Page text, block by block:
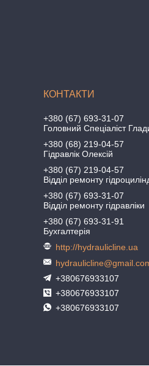
+380 (67) 693-31-07
Головний Спеціаліст
+380 (68) 219-04-57
Гідравлік Олексій
+380 (67) 219-04-57
Відділ ремонту
+380 (67) 693-31-07
Відділ ремонту гідравліки
+380 (67) 693-31-91
Бухгалтерія
http://hydraulicline.ua
+380676933107
+380676933107
+380676933107